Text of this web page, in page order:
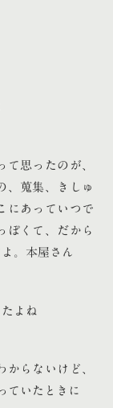
思ったのが、
、蒐集、きしゅ
にあっていつで
ぽくて、だから
。本屋さん
よね
らないけど、
ていたときに